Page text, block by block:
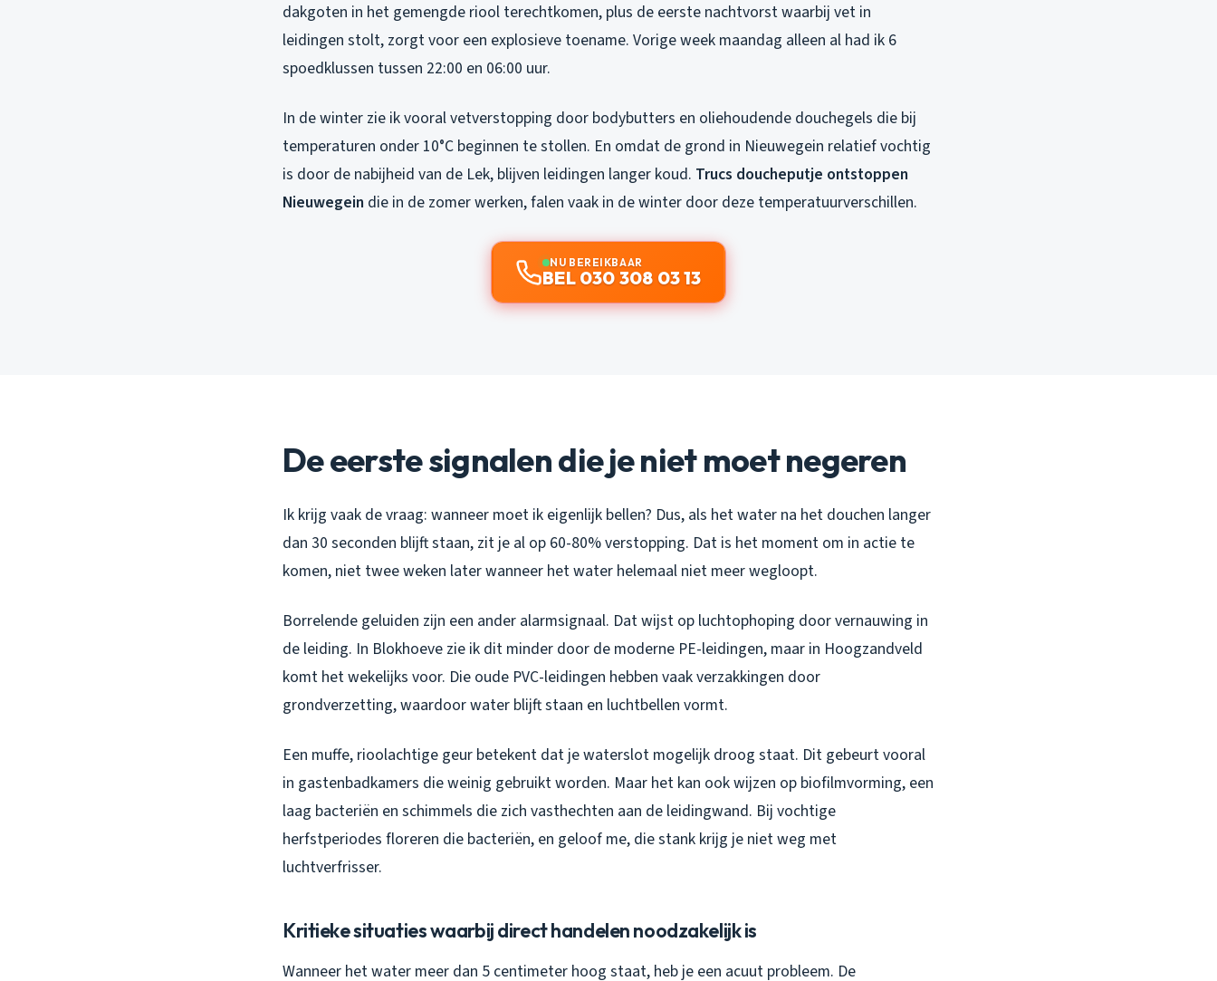
dakgoten in het gemengde riool terechtkomen, plus de eerste nachtvorst waarbij vet in
leidingen stolt, zorgt voor een explosieve toename. Vorige week maandag alleen al had ik 6
spoedklussen tussen 22:00 en 06:00 uur.
In de winter zie ik vooral vetverstopping door bodybutters en oliehoudende douchegels die bij
temperaturen onder 10°C beginnen te stollen. En omdat de grond in Nieuwegein relatief vochtig
is door de nabijheid van de Lek, blijven leidingen langer koud. Trucs doucheputje ontstoppen
Nieuwegein die in de zomer werken, falen vaak in de winter door deze temperatuurverschillen.
NU BEREIKBAAR
BEL 030 308 03 13
De eerste signalen die je niet moet negeren
Ik krijg vaak de vraag: wanneer moet ik eigenlijk bellen? Dus, als het water na het douchen langer
dan 30 seconden blijft staan, zit je al op 60-80% verstopping. Dat is het moment om in actie te
komen, niet twee weken later wanneer het water helemaal niet meer wegloopt.
Borrelende geluiden zijn een ander alarmsignaal. Dat wijst op luchtophoping door vernauwing in
de leiding. In Blokhoeve zie ik dit minder door de moderne PE-leidingen, maar in Hoogzandveld
komt het wekelijks voor. Die oude PVC-leidingen hebben vaak verzakkingen door
grondverzetting, waardoor water blijft staan en luchtbellen vormt.
Een muffe, rioolachtige geur betekent dat je waterslot mogelijk droog staat. Dit gebeurt vooral
in gastenbadkamers die weinig gebruikt worden. Maar het kan ook wijzen op biofilmvorming, een
laag bacteriën en schimmels die zich vasthechten aan de leidingwand. Bij vochtige
herfstperiodes floreren die bacteriën, en geloof me, die stank krijg je niet weg met
luchtverfrisser.
Kritieke situaties waarbij direct handelen noodzakelijk is
Wanneer het water meer dan 5 centimeter hoog staat, heb je een acuut probleem. De